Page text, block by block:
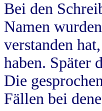
Bei den
Namen
verstanden
haben. Später
Die
Fällen bei